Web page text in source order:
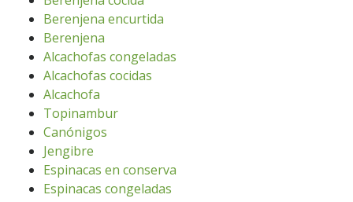
Berenjena encurtida
Berenjena
Alcachofas congeladas
Alcachofas cocidas
Alcachofa
Topinambur
Canónigos
Jengibre
Espinacas en conserva
Espinacas congeladas